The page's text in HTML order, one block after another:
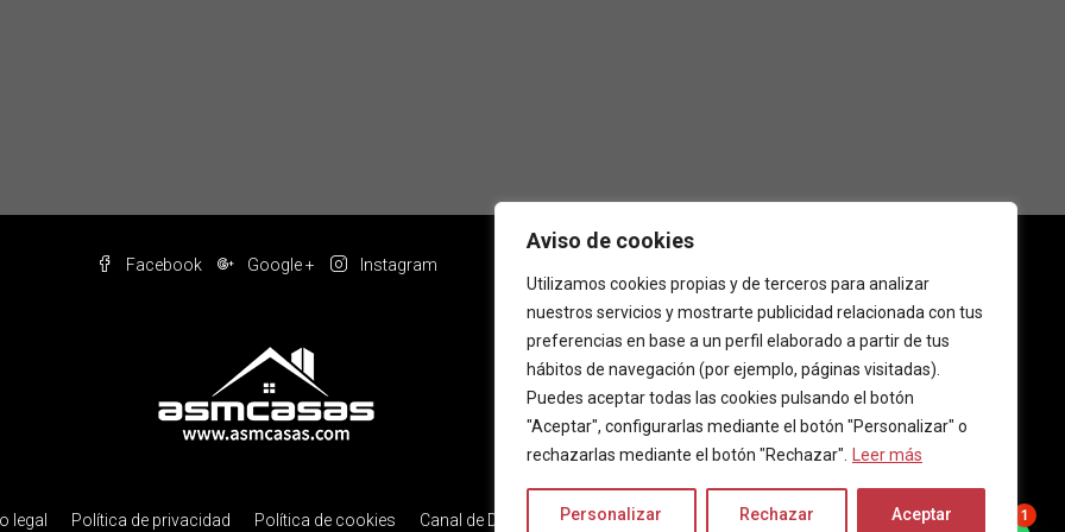
Aviso de cookies
Utilizamos cookies propias y de terceros para analizar
nuestros servicios y mostrarte publicidad relacionada con tus
preferencias en base a un perfil elaborado a partir de tus
hábitos de navegación (por ejemplo, páginas visitadas).
Puedes aceptar todas las cookies pulsando el botón
"Aceptar", configurarlas mediante el botón "Personalizar" o
rechazarlas mediante el botón "Rechazar".
Leer más
Personalizar Rechazar Aceptar
Facebook Google + Instagram
legal Política de privacidad Política de cookies Canal de Denuncias 1